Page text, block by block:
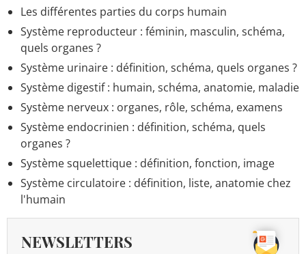
Les différentes parties du corps humain
Système reproducteur : féminin, masculin, schéma,
quels organes ?
Système urinaire : définition, schéma, quels organes ?
Système digestif : humain, schéma, anatomie, maladie
Système nerveux : organes, rôle, schéma, examens
Système endocrinien : définition, schéma, quels
organes ?
Système squelettique : définition, fonction, image
Système circulatoire : définition, liste, anatomie chez
l'humain
NEWSLETTERS